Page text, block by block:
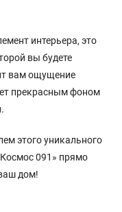
интерьера, это
вы будете
вам ощущение
прекрасным фоном
этого уникального
091» прямо
дом!